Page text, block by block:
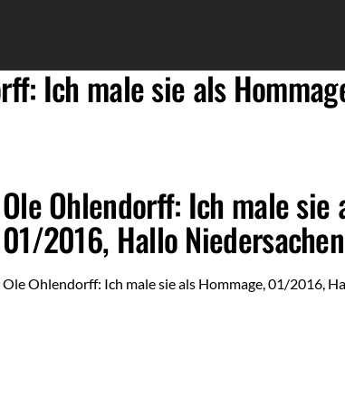
Ich male sie als
Ole Ohlendorff: Ich male sie
01/2016, Hallo Niedersachen
Ole Ohlendorff: Ich male sie als Hommage, 01/2016,